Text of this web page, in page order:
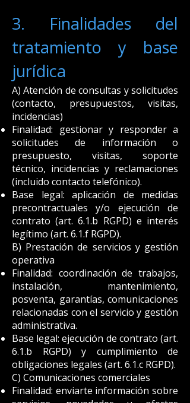
3. Finalidades del
tratamiento y base
jurídica
A) Atención de consultas y solicitudes
(contacto, presupuestos, visitas,
incidencias)
Finalidad: gestionar y responder a
solicitudes de información o
presupuesto, visitas, soporte
técnico, incidencias y reclamaciones
(incluido contacto telefónico).
Base legal: aplicación de medidas
precontractuales y/o ejecución de
contrato (art. 6.1.b RGPD) e interés
legítimo (art. 6.1.f RGPD).
B) Prestación de servicios y gestión
operativa
Finalidad: coordinación de trabajos,
instalación, mantenimiento,
posventa, garantías, comunicaciones
relacionadas con el servicio y gestión
administrativa.
Base legal: ejecución de contrato (art.
6.1.b RGPD) y cumplimiento de
obligaciones legales (art. 6.1.c RGPD).
C) Comunicaciones comerciales
Finalidad: enviarte información sobre